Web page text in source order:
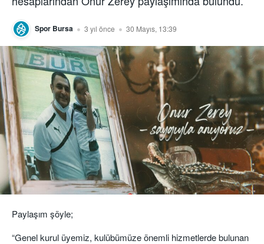
Spor Bursa 3 yıl önce 30 Mayıs, 13:39
Paylaşım şöyle;
“Genel kurul üyemiz, kulübümüze önemli hizmetlerde bulunan